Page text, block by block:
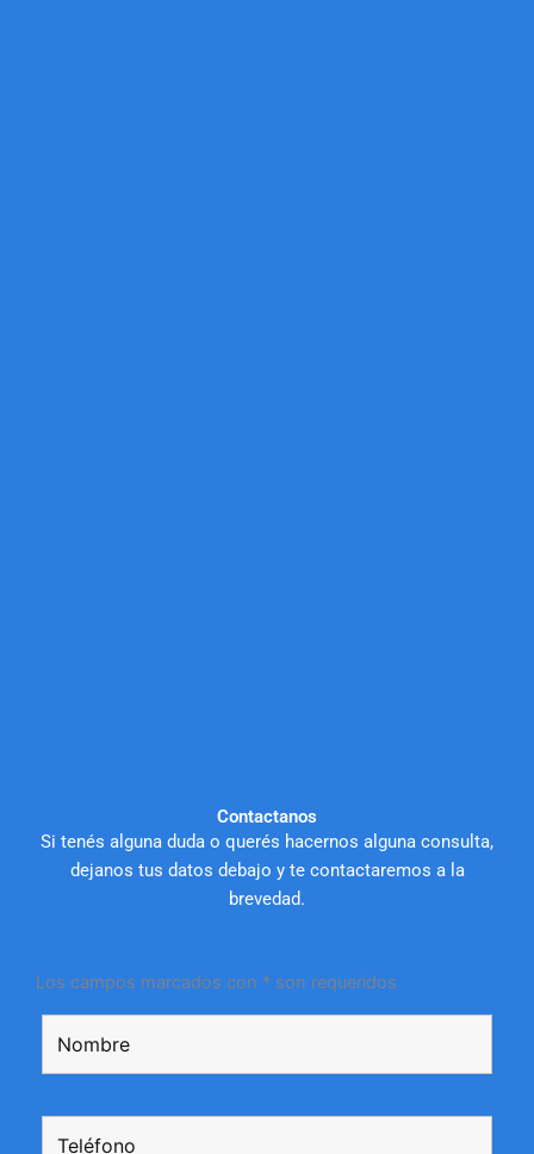
Contactanos
Si tenés alguna duda o querés hacernos alguna consulta,
dejanos tus datos debajo y te contactaremos a la
brevedad.
Los campos marcados con * son requeridos